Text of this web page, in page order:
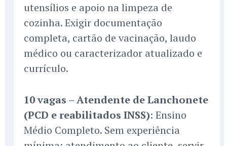
utensílios e apoio na limpeza de
cozinha. Exigir documentação
completa, cartão de vacinação, laudo
médico ou caracterizador atualizado e
currículo.
10 vagas – Atendente de Lanchonete
(PCD e reabilitados INSS): Ensino
Médio Completo. Sem experiência